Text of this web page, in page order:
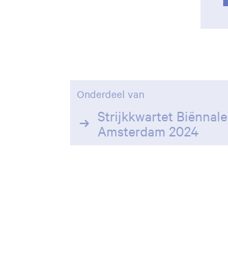
Onderdeel van
Strijkkwartet Biënnale
Amsterdam 2024